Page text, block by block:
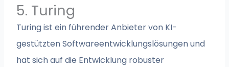
5. Turing
Turing ist ein führender Anbieter von KI-
gestützten Softwareentwicklungslösungen und
hat sich auf die Entwicklung robuster